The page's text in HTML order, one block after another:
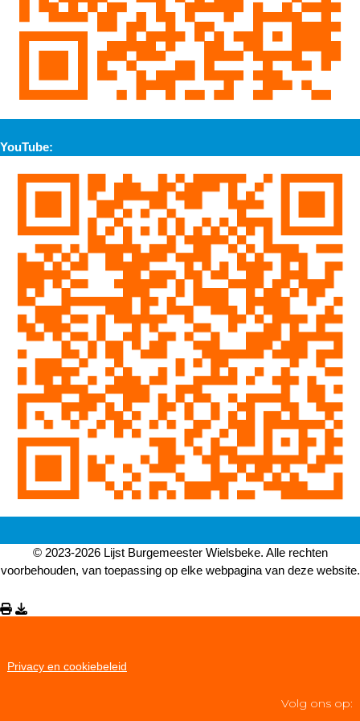
YouTube:
© 2023-2026 Lijst Burgemeester Wielsbeke. Alle rechten
voorbehouden, van toepassing op elke webpagina van deze website.
Privacy en cookiebeleid
Volg ons op: